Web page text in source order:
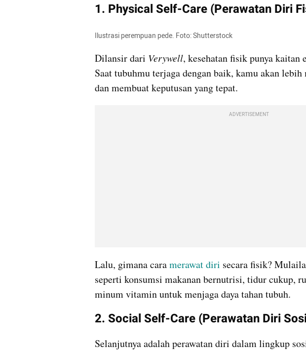
1. Physical Self-Care (Perawatan Diri
Ilustrasi perempuan pede. Foto: Shutterstock
Dilansir dari Verywell, kesehatan fisik punya kaitan
Saat tubuhmu terjaga dengan baik, kamu akan
dan membuat keputusan yang tepat.
ADVERTISEMENT
Lalu, gimana cara merawat diri secara fisik?
seperti konsumsi makanan bernutrisi, tidur cukup,
minum vitamin untuk menjaga daya tahan tubuh.
2. Social Self-Care (Perawatan Diri
Selanjutnya adalah perawatan diri dalam lingkup